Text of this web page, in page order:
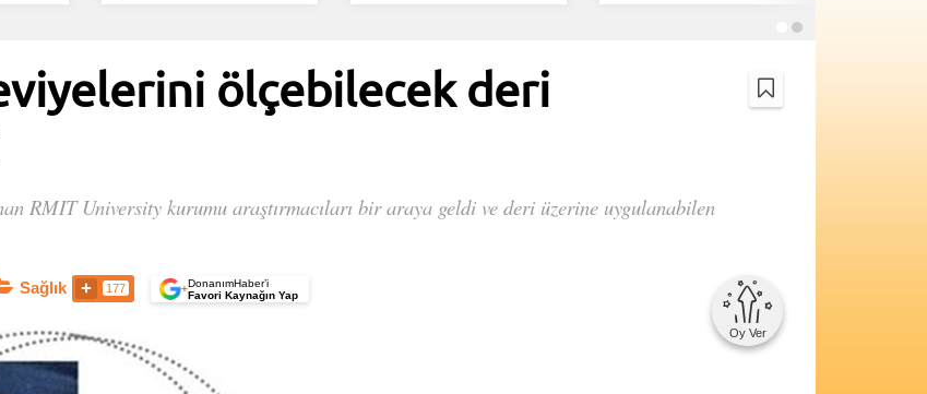
ölçebilecek deri
RMIT University kurumu araştırmacıları bir araya geldi ve deri üzerine uygulanabilen
Sağlık 177 +DonanımHaber’i
Favori Kaynağın Yap
Oy Ver